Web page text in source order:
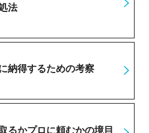
法
納得するための考察
るかプロに頼むかの境目